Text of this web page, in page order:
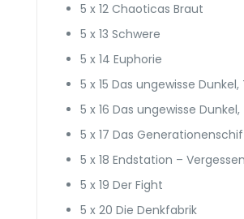
5 x 12 Chaoticas Braut
5 x 13 Schwere
5 x 14 Euphorie
5 x 15 Das ungewisse Dunkel,
5 x 16 Das ungewisse Dunkel,
5 x 17 Das
5 x 18 Endstation –
5 x 19 Der Fight
5 x 20 Die Denkfabrik